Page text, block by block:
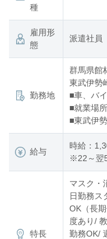
種
雇用形
態
派遣社員
勤務地
群馬県館
東武伊勢
■車、バ
■就業場
■東武伊
給与
時給：
※22～翌
特長
マスク・
日勤務ス
OK（長
度あり/
勤務OK/